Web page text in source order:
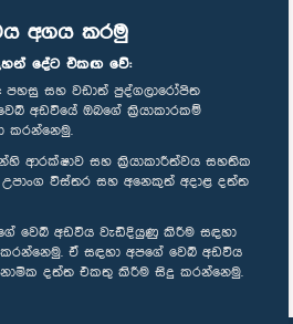
අගය කරමු
දේට එකඟ වේ:
පහසු සහ වඩාත් පුද්ගලාරෝපිත
අඩවියේ ඔබගේ ක්‍රියාකාරකම්
කරන්නෙමු.
ආරක්ෂාව සහ ක්‍රියාකාරීත්වය සහතික
විස්තර සහ අනෙකුත් අදාළ දත්ත
වෙබ් අඩවිය වැඩිදියුණු කිරීම සඳහා
ඒ සඳහා අපගේ වෙබ් අඩවිය
දත්ත එකතු කිරීම සිදු කරන්නෙමු.